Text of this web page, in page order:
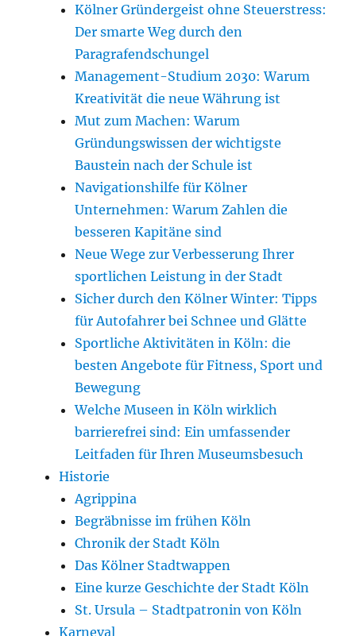
Kölner Gründergeist ohne Steuerstress:
Der smarte Weg durch den
Paragrafendschungel
Management-Studium 2030: Warum
Kreativität die neue Währung ist
Mut zum Machen: Warum
Gründungswissen der wichtigste
Baustein nach der Schule ist
Navigationshilfe für Kölner
Unternehmen: Warum Zahlen die
besseren Kapitäne sind
Neue Wege zur Verbesserung Ihrer
sportlichen Leistung in der Stadt
Sicher durch den Kölner Winter: Tipps
für Autofahrer bei Schnee und Glätte
Sportliche Aktivitäten in Köln: die
besten Angebote für Fitness, Sport und
Bewegung
Welche Museen in Köln wirklich
barrierefrei sind: Ein umfassender
Leitfaden für Ihren Museumsbesuch
Historie
Agrippina
Begräbnisse im frühen Köln
Chronik der Stadt Köln
Das Kölner Stadtwappen
Eine kurze Geschichte der Stadt Köln
St. Ursula – Stadtpatronin von Köln
Karneval